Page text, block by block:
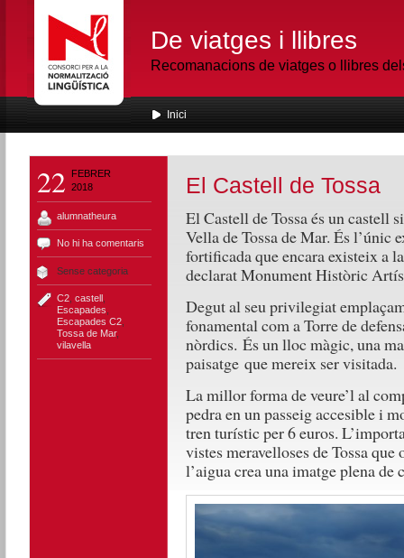
De viatges i llibres
Recomanacions de viatges o llibres
Inici
22
FEBRER
2018
alumnatheura
No hi ha comentaris
Sense categoria
C2, castell,
Escapades
Escapades C2,
Tossa de Mar,
vilavella
El Castell de Tossa
El Castell de Tossa és un castell
Vella de Tossa de Mar. És l’únic
fortificada que encara existeix a
declarat Monument Històric
Degut al seu privilegiat
fonamental com a Torre de
nòrdics. És un lloc màgic, una
paisatge que mereix ser visitada.
La millor forma de veure’l al
pedra en un passeig accesible i
tren turístic per 6 euros.
vistes meravelloses de Tossa
l’aigua crea una imatge plena de